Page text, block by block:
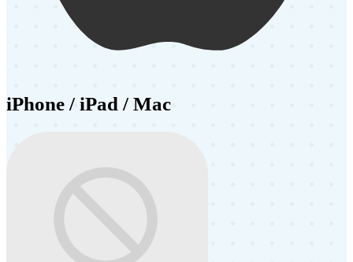
iPhone / iPad / Mac